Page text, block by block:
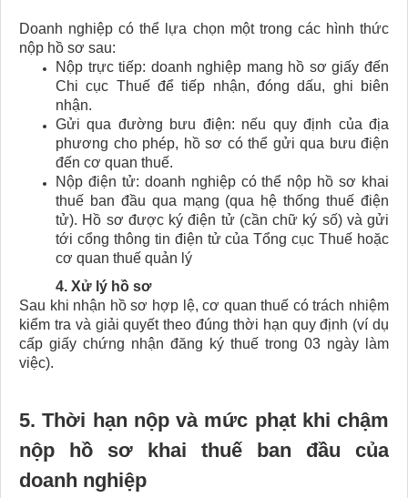
Doanh nghiệp có thể lựa chọn một trong các hình thức
nộp hồ sơ sau:
Nộp trực tiếp: doanh nghiệp mang hồ sơ giấy đến
Chi cục Thuế để tiếp nhận, đóng dấu, ghi biên
nhận.
Gửi qua đường bưu điện: nếu quy định của địa
phương cho phép, hồ sơ có thể gửi qua bưu điện
đến cơ quan thuế.
Nộp điện tử: doanh nghiệp có thể nộp hồ sơ khai
thuế ban đầu qua mạng (qua hệ thống thuế điện
tử). Hồ sơ được ký điện tử (cần chữ ký số) và gửi
tới cổng thông tin điện tử của Tổng cục Thuế hoặc
cơ quan thuế quản lý
4. Xử lý hồ sơ
Sau khi nhận hồ sơ hợp lệ, cơ quan thuế có trách nhiệm
kiểm tra và giải quyết theo đúng thời hạn quy định (ví dụ
cấp giấy chứng nhận đăng ký thuế trong 03 ngày làm
việc).
5. Thời hạn nộp và mức phạt khi chậm
nộp hồ sơ khai thuế ban đầu của
doanh nghiệp